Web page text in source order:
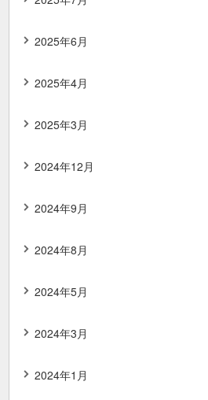
2025年6月
2025年4月
2025年3月
2024年12月
2024年9月
2024年8月
2024年5月
2024年3月
2024年1月